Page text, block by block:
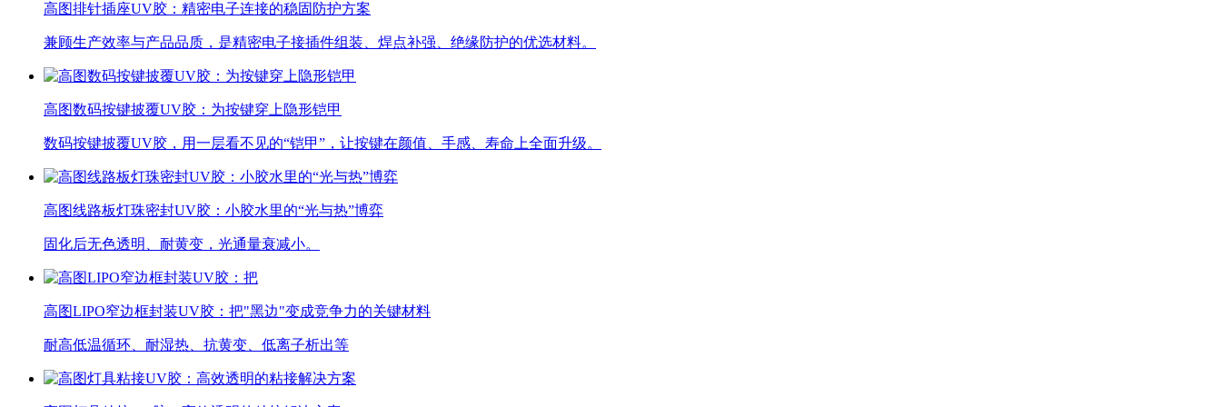
高图排针插座UV胶：精密电子连接的稳固防护方案
兼顾生产效率与产品品质，是精密电子接插件组装、焊点补强、绝缘防护的优选材料。
高图数码按键披覆UV胶：为按键穿上隐形铠甲
数码按键披覆UV胶，用一层看不见的“铠甲”，让按键在颜值、手感、寿命上全面升级。
高图线路板灯珠密封UV胶：小胶水里的“光与热”博弈
固化后无色透明、耐黄变，光通量衰减小。
高图LIPO窄边框封装UV胶：把"黑边"变成竞争力的关键材料
耐高低温循环、耐湿热、抗黄变、低离子析出等